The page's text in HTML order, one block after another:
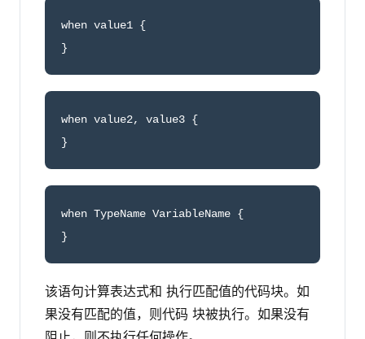
when value1 {
}
when value2, value3 {
}
when TypeName VariableName {
}
该语句计算表达式和 执行匹配值的代码块。如
果没有匹配的值，则代码 块被执行。如果没有